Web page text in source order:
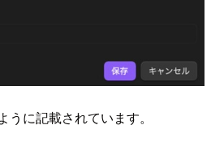
うに記載されています。